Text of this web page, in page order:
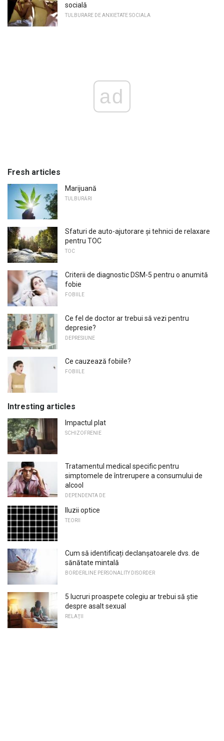
socială
TULBURARE DE ANXIETATE SOCIALA
ad
Fresh articles
Marijuană
TULBURĂRI
Sfaturi de auto-ajutorare și tehnici de relaxare
pentru TOC
TOC
Criterii de diagnostic DSM-5 pentru o anumită
fobie
FOBIILE
Ce fel de doctor ar trebui să vezi pentru
depresie?
DEPRESIUNE
Ce cauzează fobiile?
FOBIILE
Intresting articles
Impactul plat
SCHIZOFRENIE
Tratamentul medical specific pentru
simptomele de întrerupere a consumului de
alcool
DEPENDENTA DE
Iluzii optice
TEORII
Cum să identificați declanșatoarele dvs. de
sănătate mintală
BORDERLINE PERSONALITY DISORDER
5 lucruri proaspete colegiu ar trebui să știe
despre asalt sexual
RELAŢII